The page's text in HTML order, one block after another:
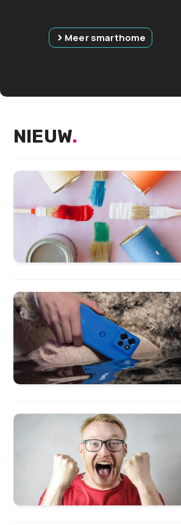
Meer smarthome
NIEUW.